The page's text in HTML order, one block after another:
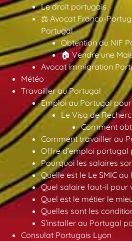
Le droit portugais
⚖️ Avocat Franco-
Portugal
Obtention du NIF
🏠 Vendre une
Avocat immigration
Météo
Travailler au Portugal
Emploi au Portugal
Le Visa de
Comment
Comment travailler au
Offre d’emploi portugal
Pourquoi les salaires
Quelle est le Le SMIC
Quel salaire faut-il pour
Quel est le métier le
Quelles sont les
S’installer au Portugal
Consulat Portugais Lyon